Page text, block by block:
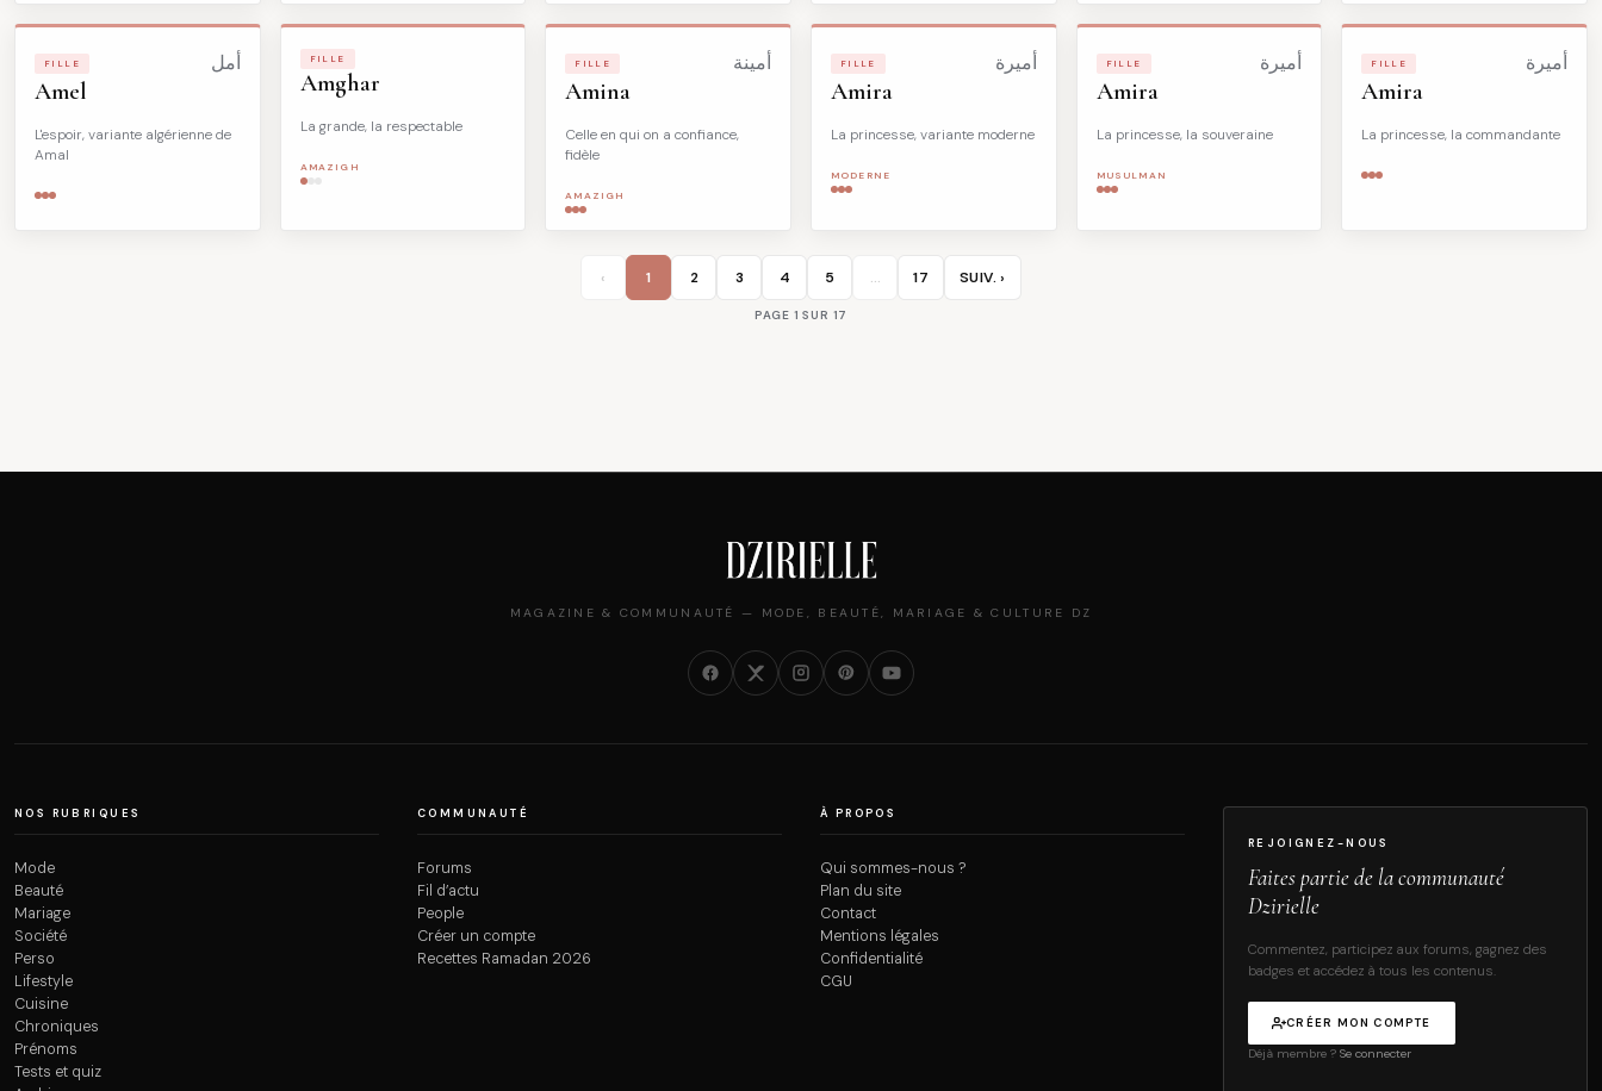
FILLE أمل
Amel
L'espoir, variante algérienne de
Amal
FILLE
Amghar
La grande, la respectable
AMAZIGH
FILLE أمينة
Amina
Celle en qui on a confiance,
fidèle
AMAZIGH
FILLE أميرة
Amira
La princesse, variante moderne
MODERNE
FILLE أميرة
Amira
La princesse, la souveraine
MUSULMAN
FILLE أميرة
Amira
La princesse, la commandante
‹ 1 2 3 4 5 … 17 SUIV. ›
PAGE 1 SUR 17
MAGAZINE & COMMUNAUTÉ — MODE, BEAUTÉ, MARIAGE & CULTURE DZ
NOS RUBRIQUES
Mode
Beauté
Mariage
Société
Perso
Lifestyle
Cuisine
Chroniques
Prénoms
Tests et quiz
COMMUNAUTÉ
Forums
Fil d’actu
People
Créer un compte
Recettes Ramadan 2026
À PROPOS
Qui sommes-nous ?
Plan du site
Contact
Mentions légales
Confidentialité
CGU
REJOIGNEZ-NOUS
Faites partie de la communauté
Dzirielle
Commentez, participez aux forums, gagnez des
badges et accédez à tous les contenus.
CRÉER MON COMPTE
Déjà membre ? Se connecter